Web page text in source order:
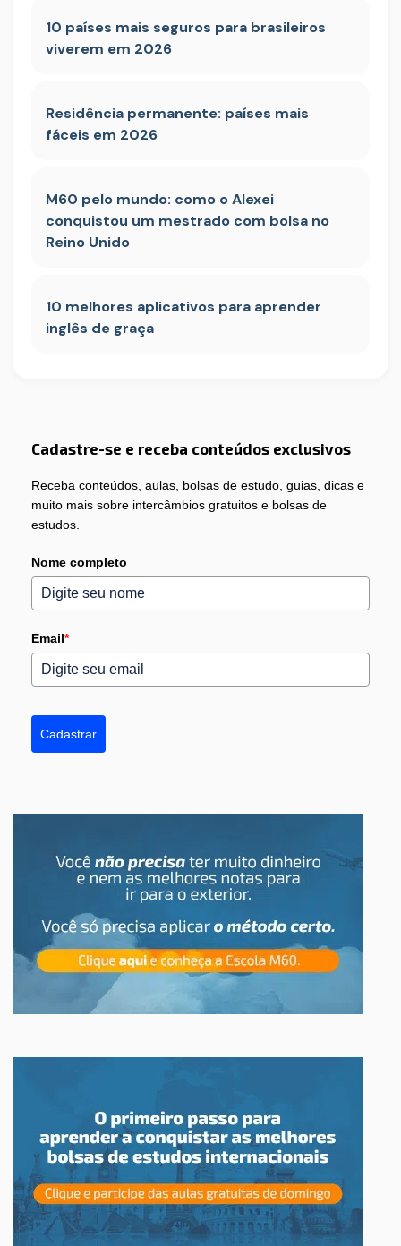
10 países mais seguros para brasileiros
viverem em 2026
Residência permanente: países mais
fáceis em 2026
M60 pelo mundo: como o Alexei
conquistou um mestrado com bolsa no
Reino Unido
10 melhores aplicativos para aprender
inglês de graça
Cadastre-se e receba conteúdos exclusivos
Receba conteúdos, aulas, bolsas de estudo, guias, dicas e
muito mais sobre intercâmbios gratuitos e bolsas de
estudos.
Nome completo
Email*
Cadastrar